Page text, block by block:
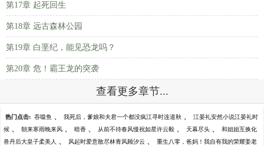
第17章 起死回生
第18章 远古森林公园
第19章 白垩纪，能见恐龙吗？
第20章 危！霸王龙的突袭
查看更多章节...
热门点击: 吞噬鱼 、 我死后，爹娘和夫君一个都没疯江寻时连道秋 、 江晏礼安然小说江晏礼时
候 、 朝来寒雨晚来风 、 暗香 、 从前不待春风慢祝如星许云毅 、 天幕尽头 、 和姐姐互换化
兽丹后大皇子柔美人 、 风起时爱意散尽林青风顾汐云 、 重生八零，爸妈！我自有我的荣耀姜老